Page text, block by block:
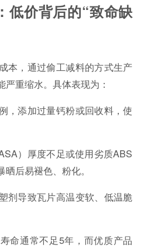
低价背后的“致命缺
本，通过偷工减料的方式生产
重缩水。具体表现为：
，添加过量钙粉或回收料，使
）厚度不足或使用劣质ABS
后易褪色、粉化。
剂导致瓦片高温变软、低温脆
命通常不足5年，而优质产品